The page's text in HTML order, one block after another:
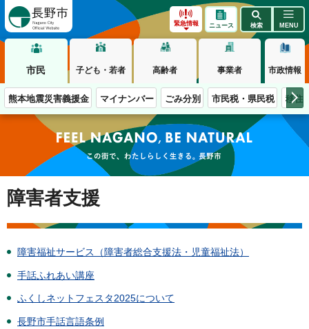
緊急情報 ニュース 検索 MENU
市民 子ども・若者 高齢者 事業者 市政情報
熊本地震災害義援金 マイナンバー ごみ分別 市民税・県民税 移住
この街で、わたしらしく生きる。長野市
障害者支援
障害福祉サービス（障害者総合支援法・児童福祉法）
手話ふれあい講座
ふくしネットフェスタ2025について
長野市手話言語条例